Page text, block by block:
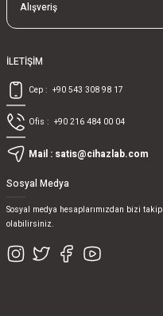
Alışveriş
İLETİŞİM
Cep : +90 543 308 98 17
Ofis : +90 216 484 00 04
Mail : satis@cihazlab.com
Sosyal Medya
Sosyal medya hesaplarımızdan bizi
olabilirsiniz.